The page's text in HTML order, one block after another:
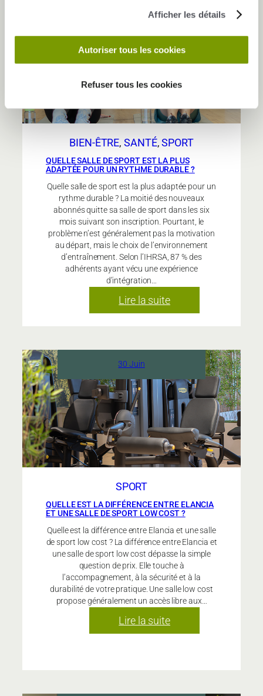
Afficher les détails
Autoriser tous les cookies
Refuser tous les cookies
pourquoi
fait
progresser
l’entraînement
BIEN-ÊTRE, SANTÉ, SPORT
QUELLE SALLE DE SPORT EST LA PLUS
ADAPTÉE POUR UN RYTHME DURABLE ?
Quelle salle de sport est la plus adaptée pour un
rythme durable ? La moitié des nouveaux
abonnés quitte sa salle de sport dans les six
mois suivant son inscription. Pourtant, le
problème n’est généralement pas la motivation
au départ, mais le choix de l’environnement
d’entraînement. Selon l’IHRSA, 87 % des
adhérents ayant vécu une expérience
d’intégration…
Lire la suite:
Quelle
la
plus
adaptée
pour
un
rythme
30 Juin
SPORT
QUELLE EST LA DIFFÉRENCE ENTRE ELANCIA
ET UNE SALLE DE SPORT LOW COST ?
Quelle est la différence entre Elancia et une salle
de sport low cost ? La différence entre Elancia et
une salle de sport low cost dépasse la simple
question de prix. Elle touche à
l’accompagnement, à la sécurité et à la
durabilité de votre pratique. Une salle low cost
propose généralement un accès libre aux…
Lire la suite:
Quelle
entre